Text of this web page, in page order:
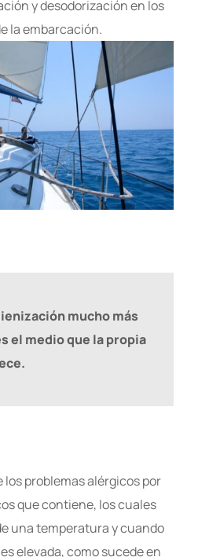
y desodorización en los
la embarcación.
mucho más
el medio que la propia
los problemas alérgicos por
que contiene, los cuales
una temperatura y cuando
elevada, como sucede en